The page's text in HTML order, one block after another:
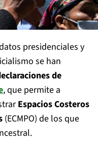
presidenciales y
se han
de
, que permite a
Espacios Costeros
(ECMPO) de los que